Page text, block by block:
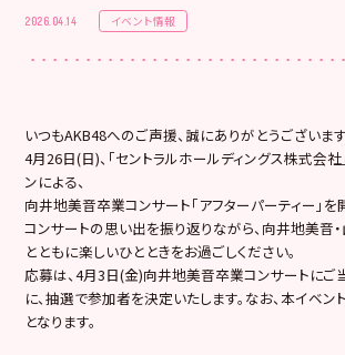
2026.04.14 イベント情報
いつもAKB48へのご声援、誠にありがとうございます
4月26日(日)、「セントラルホールディングス株式会社
ンによる、
向井地美音卒業コンサート「アフターパーティー」を
コンサートの思い出を振り返りながら、向井地美音
とともに楽しいひとときをお過ごしください。
応募は、4月3日(金)向井地美音卒業コンサートにご
に、抽選で参加者を決定いたします。なお、本イベ
となります。